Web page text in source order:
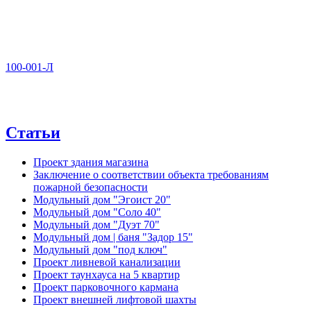
100-001-Л
Статьи
Проект здания магазина
Заключение о соответствии объекта требованиям
пожарной безопасности
Модульный дом "Эгоист 20"
Модульный дом "Соло 40"
Модульный дом "Дуэт 70"
Модульный дом | баня "Задор 15"
Модульный дом "под ключ"
Проект ливневой канализации
Проект таунхауса на 5 квартир
Проект парковочного кармана
Проект внешней лифтовой шахты